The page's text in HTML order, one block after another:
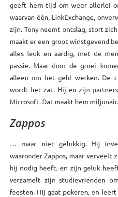
geeft hem tijd om weer allerlei
waarvan één, LinkExchange,
zijn. Tony neemt ontslag, stort
maakt er een groot winstgevend
alles leuk en aardig, met de
passie. Maar door de groei
alleen om het geld werken. De
wordt het zat. Hij en zijn partners
Microsoft. Dat maakt hem
Zappos
… maar niet gelukkig. Hij
waaronder Zappos, maar
hij nodig heeft, en zijn geluk
verzamelt zijn studievrienden
feesten. Hij gaat pokeren, en